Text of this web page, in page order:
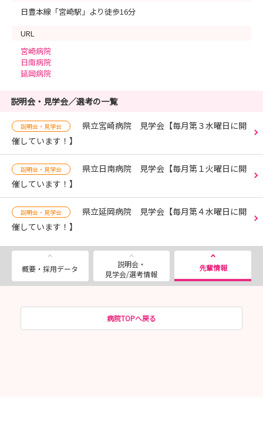
日豊本線「宮崎駅」より徒歩16分
URL
宮崎病院
日南病院
延岡病院
説明会・見学会／選考の一覧
説明会・見学会
県立宮崎病院 見学会【毎月第３水曜日に開
催しています！】
説明会・見学会
県立日南病院 見学会【毎月第１火曜日に開
催しています！】
説明会・見学会
県立延岡病院 見学会【毎月第４水曜日に開
催しています！】
概要・採用データ
説明会・
見学会/選考情報
先輩情報
病院TOPへ戻る